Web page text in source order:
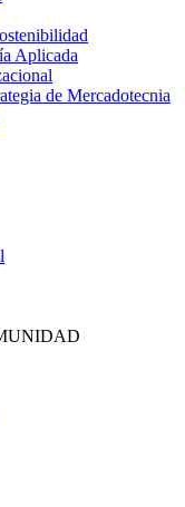
Aplicada
de Mercadotecnia